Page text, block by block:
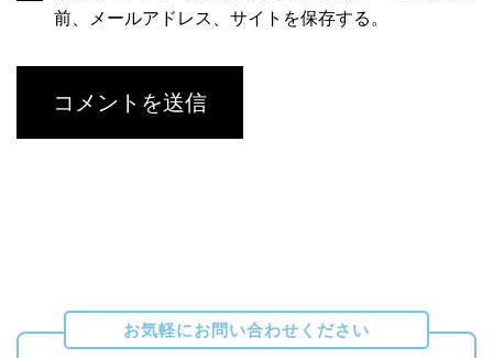
前、メールアドレス、サイトを保存する。
お気軽にお問い合わせください